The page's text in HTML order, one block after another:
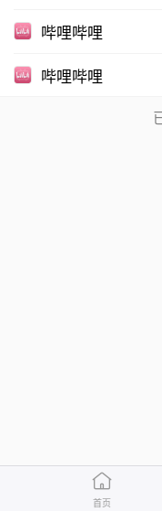
哔哩哔哩
哔哩哔哩

首页